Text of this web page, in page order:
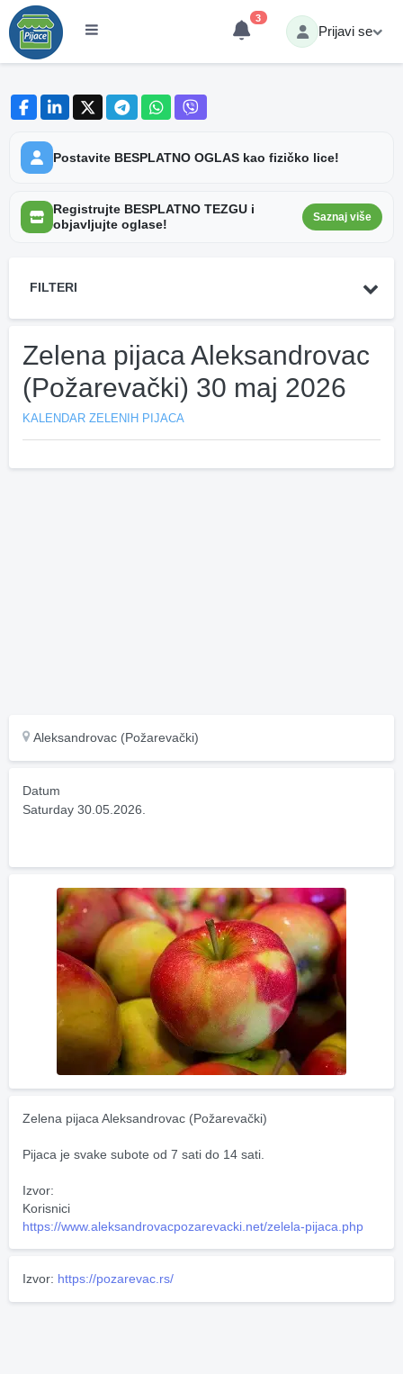
3
Prijavi se
Postavite BESPLATNO OGLAS kao fizičko lice!
Registrujte BESPLATNO TEZGU i
objavljujte oglase!
Saznaj više
FILTERI
Zelena pijaca Aleksandrovac
(Požarevački) 30 maj 2026
KALENDAR ZELENIH PIJACA
Aleksandrovac (Požarevački)
Datum
Saturday 30.05.2026.
Zelena pijaca Aleksandrovac (Požarevački)
Pijaca je svake subote od 7 sati do 14 sati.
Izvor:
Korisnici
https://www.aleksandrovacpozarevacki.net/zelela-pijaca.php
Izvor: https://pozarevac.rs/